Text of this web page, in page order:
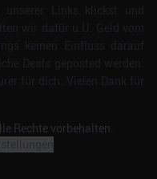
Rechte vorbehalten.